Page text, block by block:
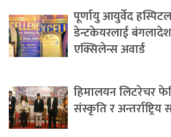
पूर्णायु आयुर्वेद
डेन्टकेयरलाई
एक्सिलेन्स अवार्ड
हिमालयन लिटरेचर
संस्कृति र अन्तर्राष्ट्रिय